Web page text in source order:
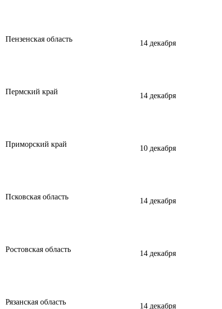
Пензенская область 14 декабря
Пермский край 14 декабря
Приморский край 10 декабря
Псковская область 14 декабря
Ростовская область 14 декабря
Рязанская область 14 декабря